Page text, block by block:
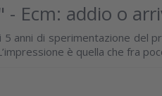
Ecm: addio o
5 anni di sperimentazione del
è quella che fra